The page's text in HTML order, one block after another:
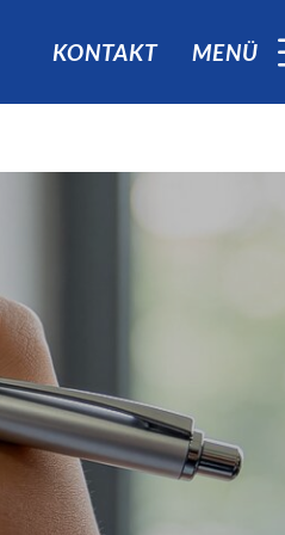
KONTAKT MENÜ